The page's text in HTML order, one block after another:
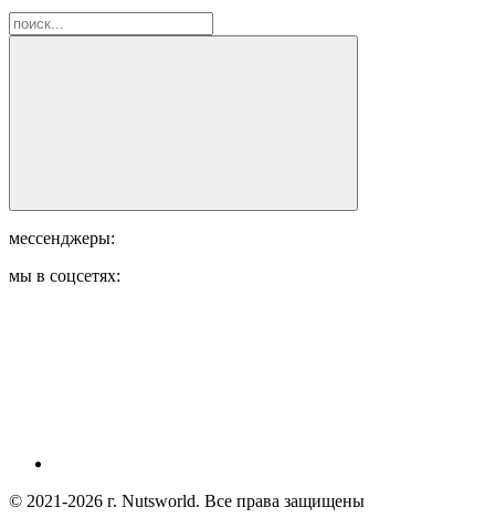
мессенджеры:
мы в соцсетях:
© 2021-2026 г. Nutsworld. Все права защищены